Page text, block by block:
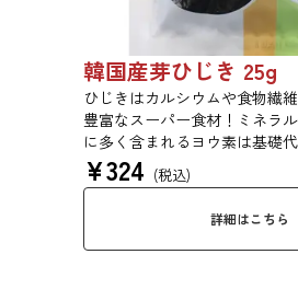
韓国産芽ひじき 25g
ひじきはカルシウムや食物繊
豊富なスーパー食材！ミネラ
に多く含まれるヨウ素は基礎
成長期のお子様の成長を促進す
す。
¥324 (税込)
詳細はこちら